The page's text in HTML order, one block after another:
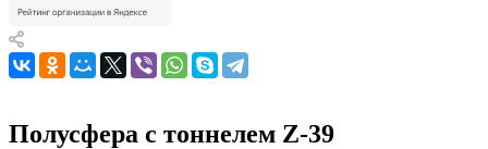
Полусфера с тоннелем Z-39